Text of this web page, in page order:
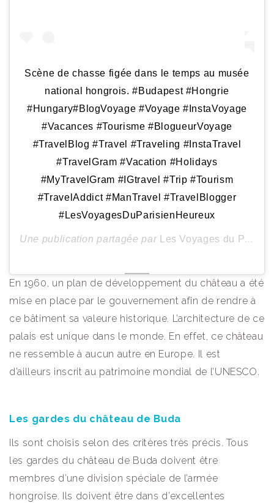
Scène de chasse figée dans le temps au musée
national hongrois. #Budapest #Hongrie
#Hungary#BlogVoyage #Voyage #InstaVoyage
#Vacances #Tourisme #BlogueurVoyage
#TravelBlog #Travel #Traveling #InstaTravel
#TravelGram #Vacation #Holidays
#MyTravelGram #IGtravel #Trip #Tourism
#TravelAddict #ManTravel #TravelBlogger
#LesVoyagesDuParisienHeureux
Une publication partagée par Les Voyages du ParisienHeureux
En 1960, un plan de développement du château a été
mise en place par le gouvernement afin de rendre à
ce bâtiment sa valeure historique. L’architecture de ce
palais est unique dans le monde. En effet, ce château
ne ressemble à aucun autre en Europe. Il est
d’ailleurs inscrit au patrimoine mondial de l’UNESCO.
Les gardes du château de Buda
Ils sont choisis selon des critères très précis. Tous
les gardes du château de Buda doivent être
membres d’une division spéciale de l’armée
hongroise. Ils doivent être dans d’excellentes